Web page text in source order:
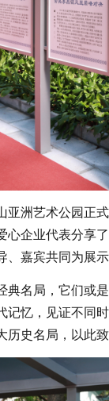
亚洲艺术公园正
心企业代表分享
、嘉宾共同为展
典名局，它们或
记忆，见证不同
史名局，以此